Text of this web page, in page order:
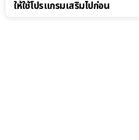
ให้ใช้โปรแกรมเสริมไปก่อน